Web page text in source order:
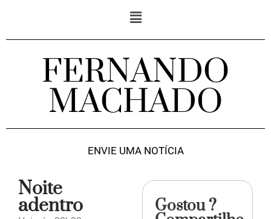
FERNANDO
MACHADO
ENVIE UMA NOTÍCIA
Noite
adentro Gostou ?